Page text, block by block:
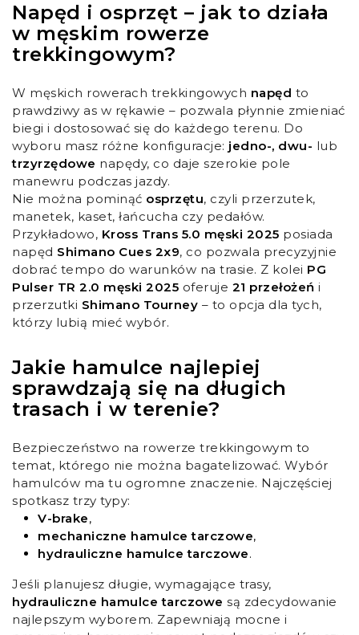
Napęd i osprzęt – jak to działa
w męskim rowerze
trekkingowym?
W męskich rowerach trekkingowych napęd to
prawdziwy as w rękawie – pozwala płynnie zmieniać
biegi i dostosować się do każdego terenu. Do
wyboru masz różne konfiguracje: jedno-, dwu- lub
trzyrzędowe napędy, co daje szerokie pole
manewru podczas jazdy.
Nie można pominąć osprzętu, czyli przerzutek,
manetek, kaset, łańcucha czy pedałów.
Przykładowo, Kross Trans 5.0 męski 2025 posiada
napęd Shimano Cues 2x9, co pozwala precyzyjnie
dobrać tempo do warunków na trasie. Z kolei PG
Pulser TR 2.0 męski 2025 oferuje 21 przełożeń i
przerzutki Shimano Tourney – to opcja dla tych,
którzy lubią mieć wybór.
Jakie hamulce najlepiej
sprawdzają się na długich
trasach i w terenie?
Bezpieczeństwo na rowerze trekkingowym to
temat, którego nie można bagatelizować. Wybór
hamulców ma tu ogromne znaczenie. Najczęściej
spotkasz trzy typy:
V-brake,
mechaniczne hamulce tarczowe,
hydrauliczne hamulce tarczowe.
Jeśli planujesz długie, wymagające trasy,
hydrauliczne hamulce tarczowe są zdecydowanie
najlepszym wyborem. Zapewniają mocne i